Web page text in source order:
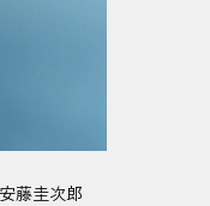
藤圭次郎